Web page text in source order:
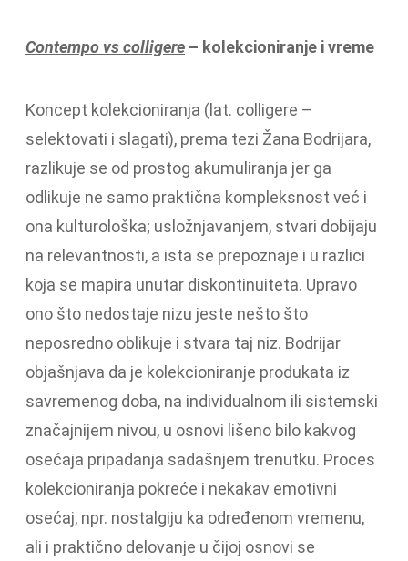
Contempo vs colligere – kolekcioniranje i vreme
Koncept kolekcioniranja (lat. colligere –
selektovati i slagati), prema tezi Žana Bodrijara,
razlikuje se od prostog akumuliranja jer ga
odlikuje ne samo praktična kompleksnost već i
ona kulturološka; usložnjavanjem, stvari dobijaju
na relevantnosti, a ista se prepoznaje i u razlici
koja se mapira unutar diskontinuiteta. Upravo
ono što nedostaje nizu jeste nešto što
neposredno oblikuje i stvara taj niz. Bodrijar
objašnjava da je kolekcioniranje produkata iz
savremenog doba, na individualnom ili sistemski
značajnijem nivou, u osnovi lišeno bilo kakvog
osećaja pripadanja sadašnjem trenutku. Proces
kolekcioniranja pokreće i nekakav emotivni
osećaj, npr. nostalgiju ka određenom vremenu,
ali i praktično delovanje u čijoj osnovi se